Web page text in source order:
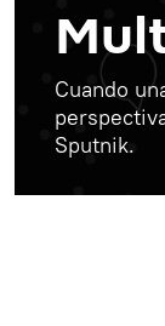
Cuando
Sputnik.